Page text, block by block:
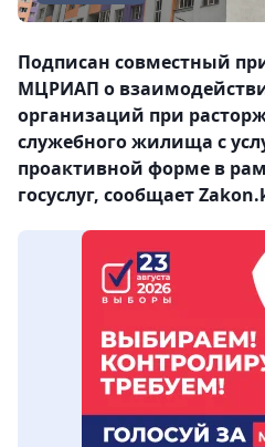
Подписан совместный
МЦРИАП о
организаций при
служебного жилища с
проактивной форме в
госуслуг, сообщает